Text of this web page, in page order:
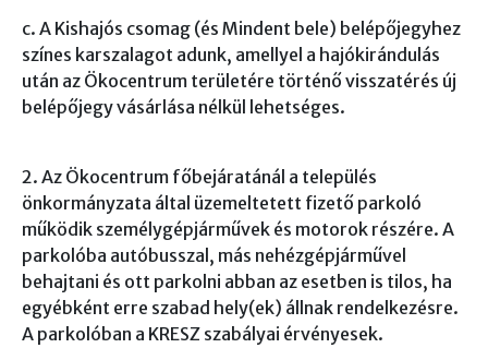
c. A Kishajós csomag (és Mindent bele) belépőjegyhez
színes karszalagot adunk, amellyel a hajókirándulás
után az Ökocentrum területére történő visszatérés új
belépőjegy vásárlása nélkül lehetséges.
2. Az Ökocentrum főbejáratánál a település
önkormányzata által üzemeltetett fizető parkoló
működik személygépjárművek és motorok részére. A
parkolóba autóbusszal, más nehézgépjárművel
behajtani és ott parkolni abban az esetben is tilos, ha
egyébként erre szabad hely(ek) állnak rendelkezésre.
A parkolóban a KRESZ szabályai érvényesek.